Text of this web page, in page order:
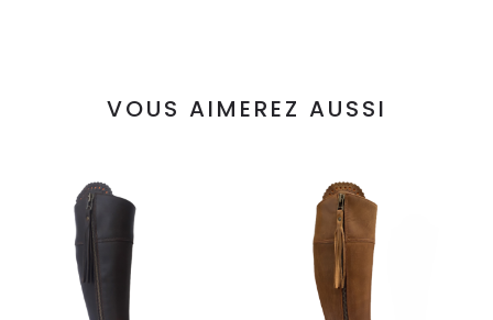
VOUS AIMEREZ AUSSI